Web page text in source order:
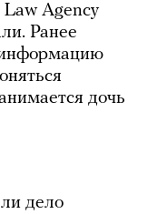
Agency
Ранее
дочь
дело